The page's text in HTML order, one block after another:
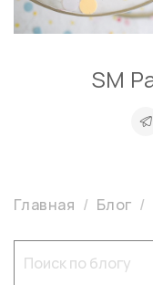
Главная Блог
SM